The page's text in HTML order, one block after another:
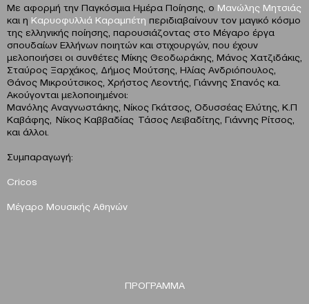
Με αφορμή την Παγκόσμια Ημέρα Ποίησης, ο Μανώλης Μητσιάς
και η Καρυοφυλλιά Καραμπέτη περιδιαβαίνουν τον μαγικό κόσμο
της ελληνικής ποίησης, παρουσιάζοντας στο Μέγαρο έργα
σπουδαίων Ελλήνων ποιητών και στιχουργών, που έχουν
μελοποιήσει οι συνθέτες Μίκης Θεοδωράκης, Μάνος Χατζιδάκις,
Σταύρος Ξαρχάκος, Δήμος Μούτσης, Ηλίας Ανδριόπουλος,
Θάνος Μικρούτσικος, Χρήστος Λεοντής, Γιάννης Σπανός κα.
Ακούγονται μελοποιημένοι:
Μανόλης Αναγνωστάκης, Νίκος Γκάτσος, Οδυσσέας Ελύτης, Κ.Π
Καβάφης, Νίκος Καββαδίας Τάσος Λειβαδίτης, Γιάννης Ρίτσος,
και άλλοι.
Συμπαραγωγή:
Cricos
Μέγαρο Μουσικής Αθηνών
ΠΡΟΓΡΑΜΜΑ